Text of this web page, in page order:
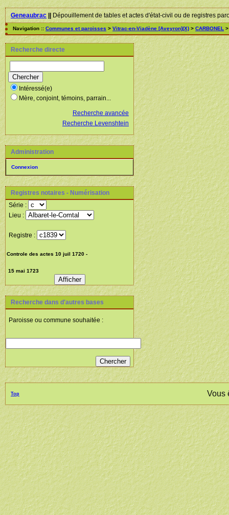
Geneaubrac||Dépouillement de tables et actes d'état-civil ou de registres
Navigation :: Communes et paroisses > Vitrac-en-Viadène [Aveyron](X) > CARBONEL
Recherche directe
Intéressé(e)
Mère, conjoint, témoins, parrain...
Recherche avancée
Recherche Levenshtein
Administration
Connexion
Registres notaires - Numérisation
Série :
Lieu :
Registre :
Recherche dans d'autres bases
Paroisse ou commune souhaitée :
Top Vous